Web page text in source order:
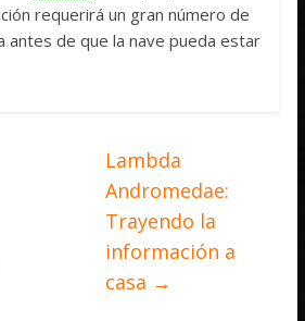
requerirá un gran número de
antes de que la nave pueda estar
Lambda
Andromedae:
Trayendo la
información a
casa →